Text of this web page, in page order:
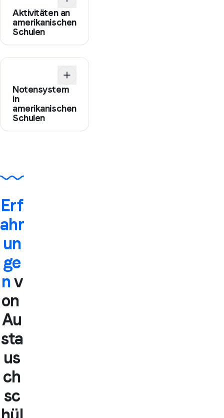
Aktivitäten an
amerikanischen
Schulen
Notensystem
in
amerikanischen
Schulen
Erf
ahr
un
ge
nv
on
Au
sta
us
ch
sc